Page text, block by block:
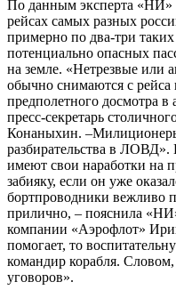
По данным эксперта «НИ»
рейсах самых разных
примерно по два-три
потенциально опасных
на земле. «Нетрезвые или
обычно снимаются с рейса
предполетного досмотра
пресс-секретарь
Конаныхин.
разбирательства в ЛОВД».
имеют свои наработки на
забияку, если он уже
бортпроводники вежливо
прилично, – пояснила
компании «Аэрофлот»
помогает, то
командир корабля.
уговоров».